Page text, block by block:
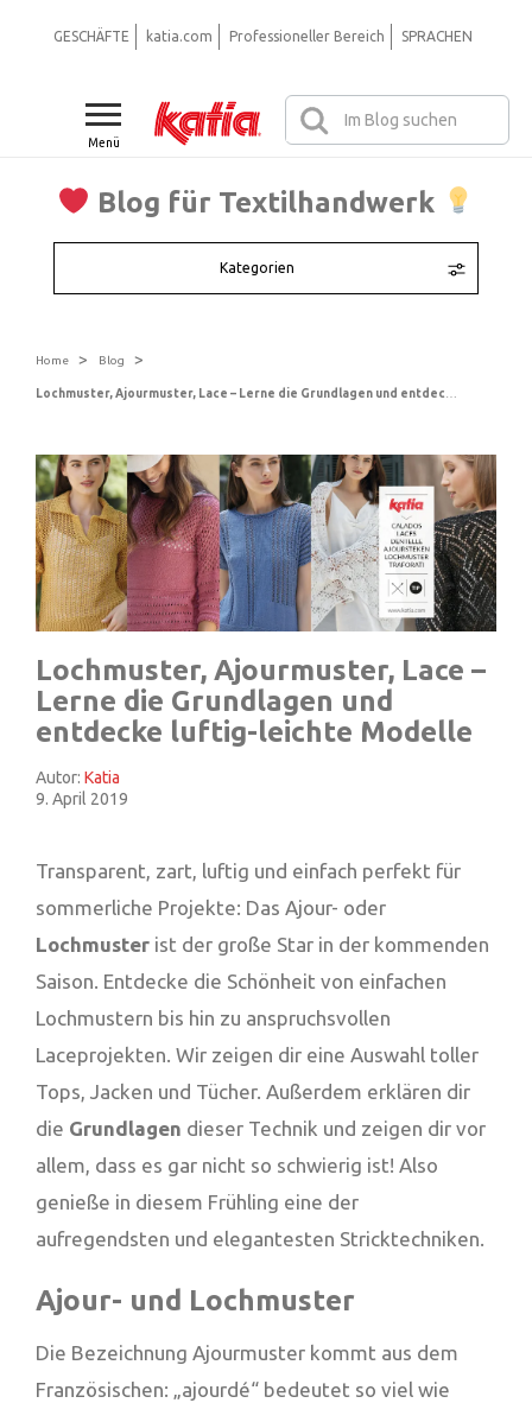
Menü
Blog für Textilhandwerk
Kategorien
GESCHÄFTE katia.com Professioneller Bereich SPRACHEN
Home > Blog >
Lochmuster, Ajourmuster, Lace –
Lerne die Grundlagen und
entdecke luftig-leichte Modelle
Autor: Katia
9. April 2019
Transparent, zart, luftig und einfach perfekt für
sommerliche Projekte: Das Ajour- oder
Lochmuster ist der große Star in der kommenden
Saison. Entdecke die Schönheit von einfachen
Lochmustern bis hin zu anspruchsvollen
Laceprojekten. Wir zeigen dir eine Auswahl toller
Tops, Jacken und Tücher. Außerdem erklären dir
die Grundlagen dieser Technik und zeigen dir vor
allem, dass es gar nicht so schwierig ist! Also
genieße in diesem Frühling eine der
aufregendsten und elegantesten Stricktechniken.
Ajour- und Lochmuster
Die Bezeichnung Ajourmuster kommt aus dem
Französischen: „ajourdé“ bedeutet so viel wie